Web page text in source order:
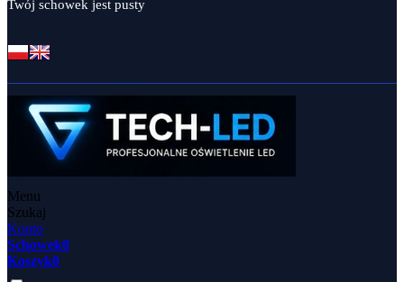
Twój schowek jest pusty
Menu
Szukaj
Konto
Schowek0
Koszyk0